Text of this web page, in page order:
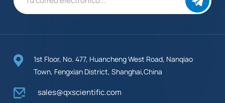
1st Floor, No. 477, Huancheng West Road, Nanqiao
Town, Fengxian District, Shanghai,China
sales@qxscientific.com